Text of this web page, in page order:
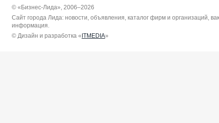
© «Бизнес-Лида», 2006–2026
Сайт города Лида: новости, объявления, каталог фирм и организаций,
информация.
© Дизайн и разработка «ITMEDIA»